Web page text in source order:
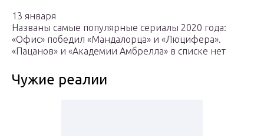
13 января
Названы самые популярные сериалы 2020 года:
«Офис» победил «Мандалорца» и «Люцифера».
«Пацанов» и «Академии Амбрелла» в списке нет
Чужие реалии